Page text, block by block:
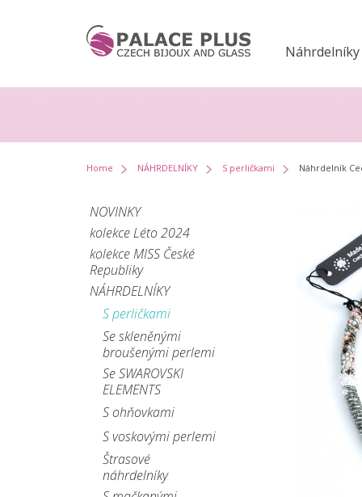
Náhrdelníky
Home NÁHRDELNÍKY S perličkami Náhrdelník
NOVINKY
kolekce Léto 2024
kolekce MISS České
Republiky
NÁHRDELNÍKY
S perličkami
Se skleněnými
broušenými perlemi
Se SWAROVSKI
ELEMENTS
S ohňovkami
S voskovými perlemi
Štrasové
náhrdelníky